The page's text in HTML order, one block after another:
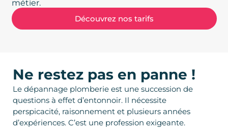
métier.
Découvrez nos tarifs
Ne restez pas en panne !
Le dépannage plomberie est une succession de
questions à effet d’entonnoir. Il nécessite
perspicacité, raisonnement et plusieurs années
d’expériences. C’est une profession exigeante.